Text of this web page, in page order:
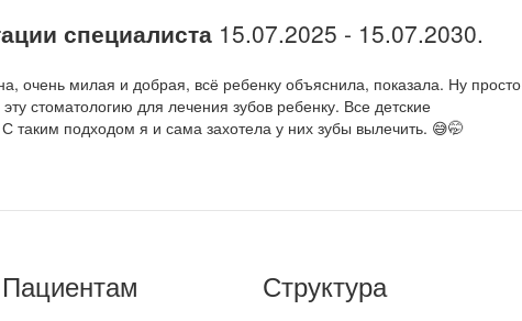
специалиста 15.07.2025 - 15.07.2030.
очень милая и добрая, всё ребенку объяснила, показала. Ну просто
стоматологию для лечения зубов ребенку. Все детские
таким подходом я и сама захотела у них зубы вылечить. 😅🤭
Пациентам Структура